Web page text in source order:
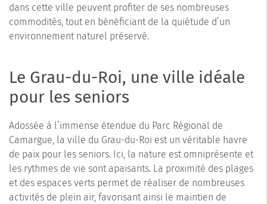
dans cette ville peuvent profiter de ses nombreuses
commodités, tout en bénéficiant de la quiétude d’un
environnement naturel préservé.
Le Grau-du-Roi, une ville idéale
pour les seniors
Adossée à l’immense étendue du Parc Régional de
Camargue, la ville du Grau-du-Roi est un véritable havre
de paix pour les seniors. Ici, la nature est omniprésente et
les rythmes de vie sont apaisants. La proximité des plages
et des espaces verts permet de réaliser de nombreuses
activités de plein air, favorisant ainsi le maintien de